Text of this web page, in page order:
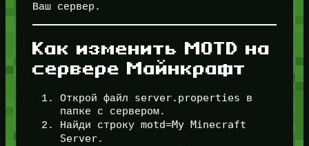
Ваш сервер.
Как изменить MOTD на
сервере Майнкрафт
Открой файл server.properties в
папке с сервером.
Найди строку motd=My Minecraft
Server.